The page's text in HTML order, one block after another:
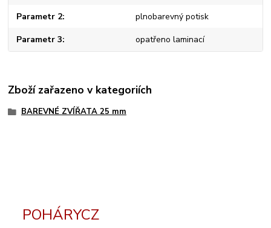
Parametr 2 plnobarevný potisk
Parametr 3 opatřeno laminací
Zboží zařazeno v kategoriích
BAREVNÉ ZVÍŘATA 25 mm
POHÁRYCZ